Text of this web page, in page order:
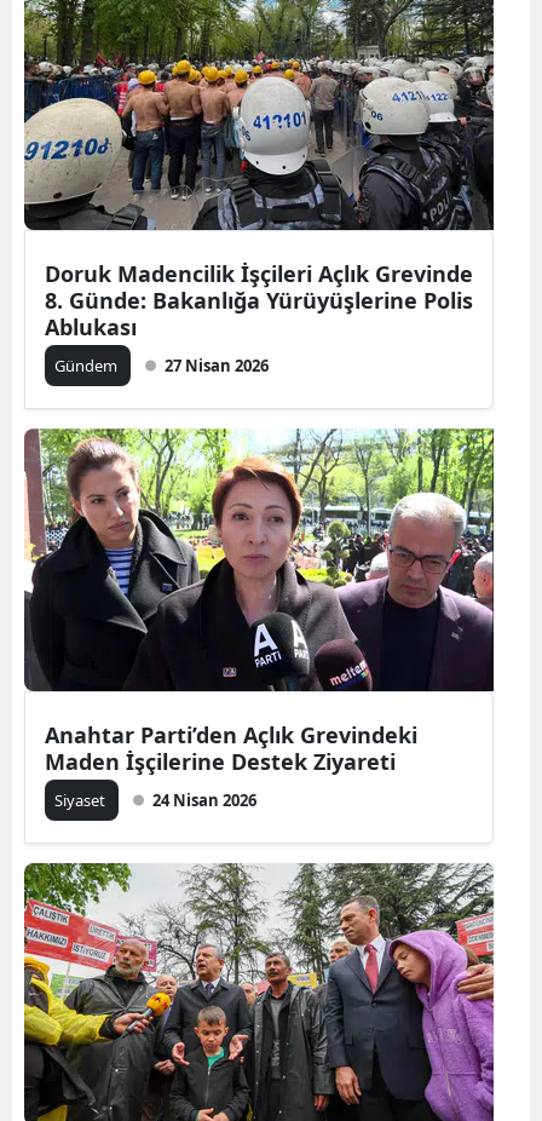
Doruk Madencilik İşçileri Açlık Grevinde
8. Günde: Bakanlığa Yürüyüşlerine Polis
Ablukası
Gündem 27 Nisan 2026
Anahtar Parti’den Açlık Grevindeki
Maden İşçilerine Destek Ziyareti
Siyaset 24 Nisan 2026